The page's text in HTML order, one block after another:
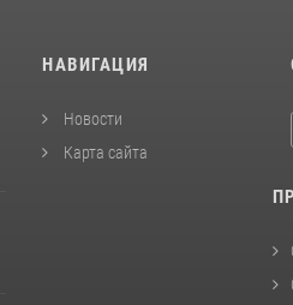
НАВИГАЦИЯ
Новости
Карта сайта